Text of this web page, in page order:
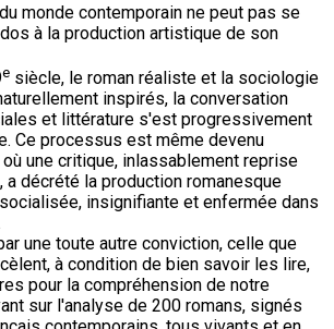
monde contemporain ne peut pas se
à la production artistique de son
e siècle, le roman réaliste et la sociologie
inspirés, la conversation
et littérature s'est progressivement
Ce processus est même devenu
une critique, inlassablement reprise
a décrété la production romanesque
insignifiante et enfermée dans
une toute autre conviction, celle que
à condition de bien savoir les lire,
pour la compréhension de notre
sur l'analyse de 200 romans, signés